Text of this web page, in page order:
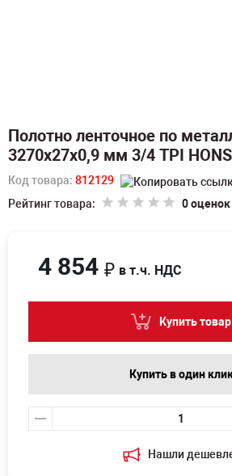
Полотно ленточное по
3270х27х0,9 мм 3/4 TPI
Код товара: 812129
Рейтинг товара:
0 оценок
Нашли
4 854 ₽ в т.ч. НДС
Купить товар
Купить в один